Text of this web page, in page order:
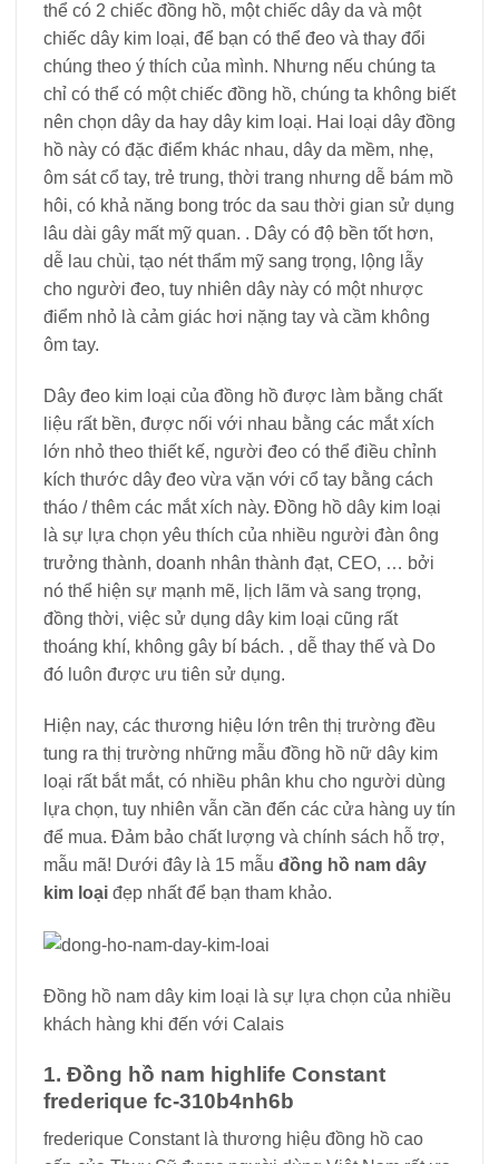
thể có 2 chiếc đồng hồ, một chiếc dây da và một
chiếc dây kim loại, để bạn có thể đeo và thay đổi
chúng theo ý thích của mình. Nhưng nếu chúng ta
chỉ có thể có một chiếc đồng hồ, chúng ta không biết
nên chọn dây da hay dây kim loại. Hai loại dây đồng
hồ này có đặc điểm khác nhau, dây da mềm, nhẹ,
ôm sát cổ tay, trẻ trung, thời trang nhưng dễ bám mồ
hôi, có khả năng bong tróc da sau thời gian sử dụng
lâu dài gây mất mỹ quan. . Dây có độ bền tốt hơn,
dễ lau chùi, tạo nét thẩm mỹ sang trọng, lộng lẫy
cho người đeo, tuy nhiên dây này có một nhược
điểm nhỏ là cảm giác hơi nặng tay và cầm không
ôm tay.
Dây đeo kim loại của đồng hồ được làm bằng chất
liệu rất bền, được nối với nhau bằng các mắt xích
lớn nhỏ theo thiết kế, người đeo có thể điều chỉnh
kích thước dây đeo vừa vặn với cổ tay bằng cách
tháo / thêm các mắt xích này. Đồng hồ dây kim loại
là sự lựa chọn yêu thích của nhiều người đàn ông
trưởng thành, doanh nhân thành đạt, CEO, … bởi
nó thể hiện sự mạnh mẽ, lịch lãm và sang trọng,
đồng thời, việc sử dụng dây kim loại cũng rất
thoáng khí, không gây bí bách. , dễ thay thế và Do
đó luôn được ưu tiên sử dụng.
Hiện nay, các thương hiệu lớn trên thị trường đều
tung ra thị trường những mẫu đồng hồ nữ dây kim
loại rất bắt mắt, có nhiều phân khu cho người dùng
lựa chọn, tuy nhiên vẫn cần đến các cửa hàng uy tín
để mua. Đảm bảo chất lượng và chính sách hỗ trợ,
mẫu mã! Dưới đây là 15 mẫu đồng hồ nam dây
kim loại đẹp nhất để bạn tham khảo.
Đồng hồ nam dây kim loại là sự lựa chọn của nhiều
khách hàng khi đến với Calais
1. Đồng hồ nam highlife Constant
frederique fc-310b4nh6b
frederique Constant là thương hiệu đồng hồ cao